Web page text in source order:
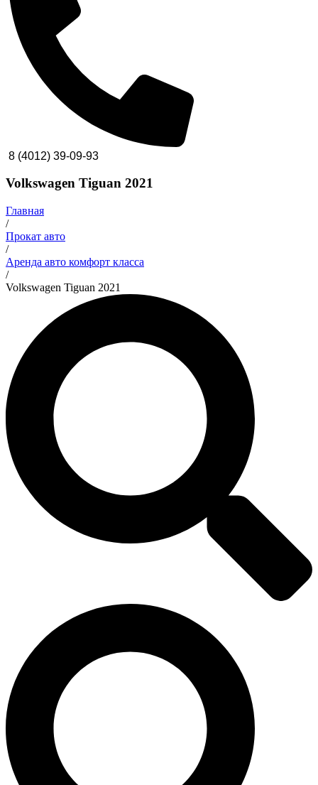
8 (4012) 39-09-93
Volkswagen Tiguan 2021
Главная
/
Прокат авто
/
Аренда авто комфорт класса
/
Volkswagen Tiguan 2021